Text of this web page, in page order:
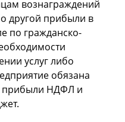
вознаграждений
другой прибыли в
по гражданско-
услуг либо
обязана
прибыли НДФЛ и